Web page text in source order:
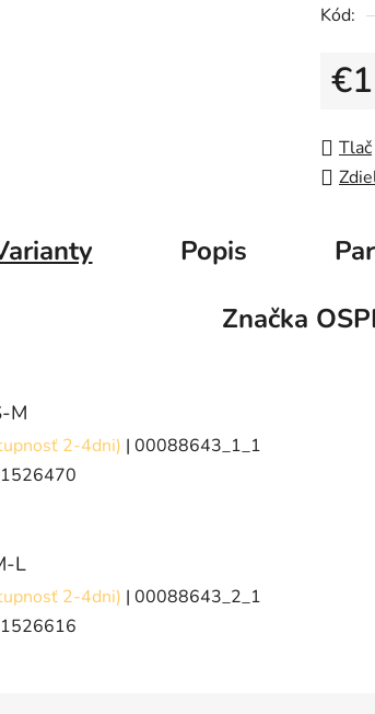
Kód:
Tlač
Popis
Značka
M
2-4dni) | 00088643_1_1
L
2-4dni) | 00088643_2_1